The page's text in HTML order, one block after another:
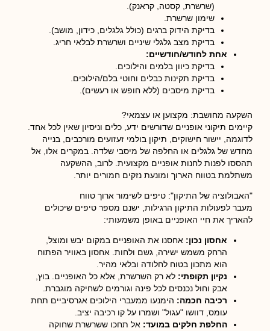
(שרשרת, קסטה, קראנק).
שימון שרשרת.
בדיקת הידוק ברגים (כולל גלגלים, כידון, מושב).
בדיקת מצב גלגלי שיניים ושרשרת לבלאי חריג.
אחת לחודש/חודשיים:
בדיקת כיוון בלמים והילוכים.
בדיקת תקינות כבלים וחוטי בלם/הילוכים.
בדיקת מיסבים (ללא חופש או רעשים).
השקעה מחושבת: מקצוען או עצמאי?
קיימים תיקוני אופניים שדורשים ידע, כלים וניסיון שאין לכל אחד.
לדוגמה, יישור חישוקים, תיקון בולמי זעזועים מורכבים, בנייה
מחדש של גלגלים או החלפה של מיסבי שלדה. במקרים אלו, אל
תהססו לפנות לחנות אופניים מקצועית. לרוב, ההשקעה
משתלמת בטווח הארוך ומונעת נזקים חמורים יותר.
"האבולוציה של התיקון": טיפים לשימור ארוך טווח
מעבר לפעולות התיקון הרגילות, ישנם מספר טיפים שיכולים
להאריך את חיי האופניים באופן משמעותי:
אחסון נכון: אחסנו את האופניים במקום יבש ומוצל,
הרחק משמש ישירה, גשם ולחות. אחסון באוויר הפתוח
הוא מתכון בטוח לחלודה ובלאי מהיר.
נקיון תקופתי: לא רק השרשרת, אלא כל האופניים. בוץ,
אבק וחול נכנסים לכל פינה וגורמים לשחיקה מוגברת.
רכיבה חכמה: הימנעו ממעברי הילוכים אגרסיביים תחת
עומס, דוושו "עגול" ושמרו על קו רכיבה יציב.
החלפת חלקים במועד: אל תחכו ששרשרת שחוקה